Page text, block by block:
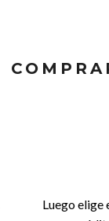
Luego elige